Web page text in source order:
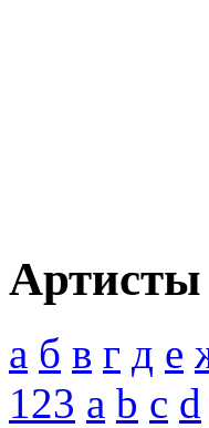
Артисты
а б в г д е
123 a b c d